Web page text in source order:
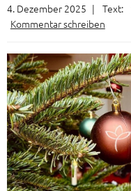
4. Dezember 2025 | Text:
Kommentar schreiben